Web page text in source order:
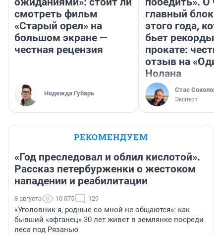
смотреть фильм
«Старый орел» на
большом экране —
честная рецензия
Надежда Губарь
главный
этого года,
бьет рекорды в
прокате:
отзыв на
Нолана
Стас Соколов
Эксперт
РЕКОМЕНДУЕМ
«Год преследовал и облил кислотой».
Рассказ петербурженки о жестоком
нападении и реабилитации
8 августа 10 075 129
«Уголовник я, родные со мной не общаются»: как
бывший «афганец» 30 лет живет в землянке посреди
леса под Рязанью